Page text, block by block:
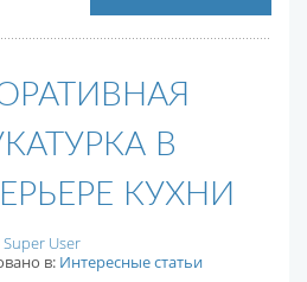
В
КУХНИ
Super User
в: Интересные статьи